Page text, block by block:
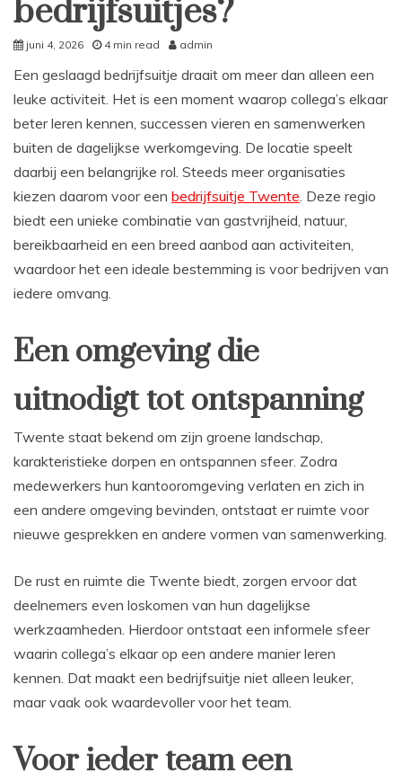
bedrijfsuitjes?
juni 4, 2026 4 min read admin
Een geslaagd bedrijfsuitje draait om meer dan alleen een
leuke activiteit. Het is een moment waarop collega’s elkaar
beter leren kennen, successen vieren en samenwerken
buiten de dagelijkse werkomgeving. De locatie speelt
daarbij een belangrijke rol. Steeds meer organisaties
kiezen daarom voor een bedrijfsuitje Twente . Deze regio
biedt een unieke combinatie van gastvrijheid, natuur,
bereikbaarheid en een breed aanbod aan activiteiten,
waardoor het een ideale bestemming is voor bedrijven van
iedere omvang.
Een omgeving die
uitnodigt tot ontspanning
Twente staat bekend om zijn groene landschap,
karakteristieke dorpen en ontspannen sfeer. Zodra
medewerkers hun kantooromgeving verlaten en zich in
een andere omgeving bevinden, ontstaat er ruimte voor
nieuwe gesprekken en andere vormen van samenwerking.
De rust en ruimte die Twente biedt, zorgen ervoor dat
deelnemers even loskomen van hun dagelijkse
werkzaamheden. Hierdoor ontstaat een informele sfeer
waarin collega’s elkaar op een andere manier leren
kennen. Dat maakt een bedrijfsuitje niet alleen leuker,
maar vaak ook waardevoller voor het team.
Voor ieder team een